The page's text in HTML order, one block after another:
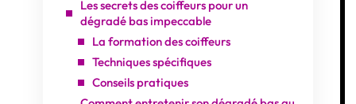
Les secrets des coiffeurs pour un
dégradé bas impeccable
La formation des coiffeurs
Techniques spécifiques
Conseils pratiques